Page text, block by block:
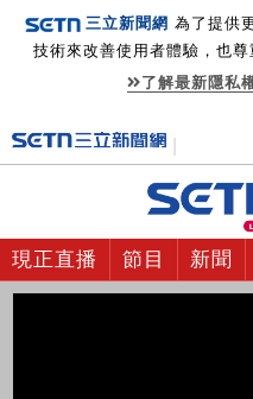
三立新聞網 為了提供
技術來改善使用者體驗，也尊
了解最新隱私
現正直播 節目 新聞